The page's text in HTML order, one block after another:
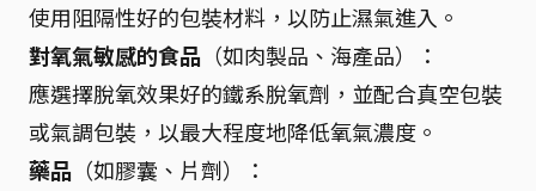
使用阻隔性好的包裝材料，以防止濕氣進入。
對氧氣敏感的食品 （如肉製品、海產品）：
應選擇脫氧效果好的鐵系脫氧劑，並配合真空包裝
或氣調包裝，以最大程度地降低氧氣濃度。
藥品 （如膠囊、片劑）：